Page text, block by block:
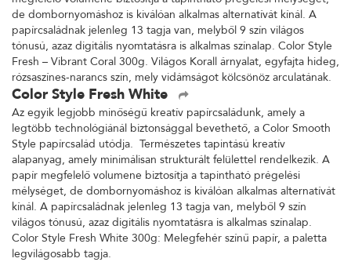
de dombornyomáshoz is kiválóan alkalmas alternatívát kínál. A
papírcsaládnak jelenleg 13 tagja van, melyből 9 szín világos
tónusú, azaz digitális nyomtatásra is alkalmas színalap. Color Style
Fresh – Vibrant Coral 300g. Világos Korall árnyalat, egyfajta hideg,
rózsaszínes-narancs szín, mely vidámságot kölcsönöz arculatának.
Color Style Fresh White
Az egyik legjobb minőségű kreatív papírcsaládunk, amely a
legtöbb technológiánál biztonsággal bevethető, a Color Smooth
Style papírcsalád utódja. Természetes tapintású kreatív
alapanyag, amely minimálisan strukturált felülettel rendelkezik. A
papír megfelelő volumene biztosítja a tapintható prégelési
mélységet, de dombornyomáshoz is kiválóan alkalmas alternatívát
kínál. A papírcsaládnak jelenleg 13 tagja van, melyből 9 szín
világos tónusú, azaz digitális nyomtatásra is alkalmas színalap.
Color Style Fresh White 300g: Melegfehér színű papír, a paletta
legvilágosabb tagja.